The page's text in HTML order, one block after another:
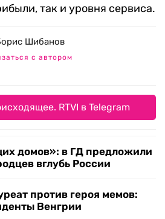
так и уровня сервиса.
Шибанов
с автором
RTVI в Telegram
домов»: в ГД предложили
вглубь России
против героя мемов:
Венгрии